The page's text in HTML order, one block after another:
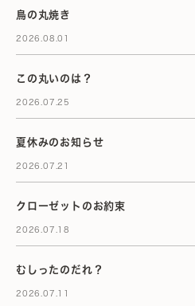
鳥の丸焼き
2026.08.01
この丸いのは？
2026.07.25
夏休みのお知らせ
2026.07.21
クローゼットのお約束
2026.07.18
むしったのだれ？
2026.07.11